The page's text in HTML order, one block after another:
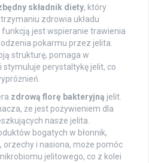
składnik diety, który
zdrowia układu
jest wspieranie trawienia
pokarmu przez jelita.
strukturę, pomaga w
i stymuluje perystaltykę jelit, co
zdrową florę bakteryjną jelit.
że jest pożywieniem dla
nasze jelita.
bogatych w błonnik,
i nasiona, może pomóc
jelitowego, co z kolei